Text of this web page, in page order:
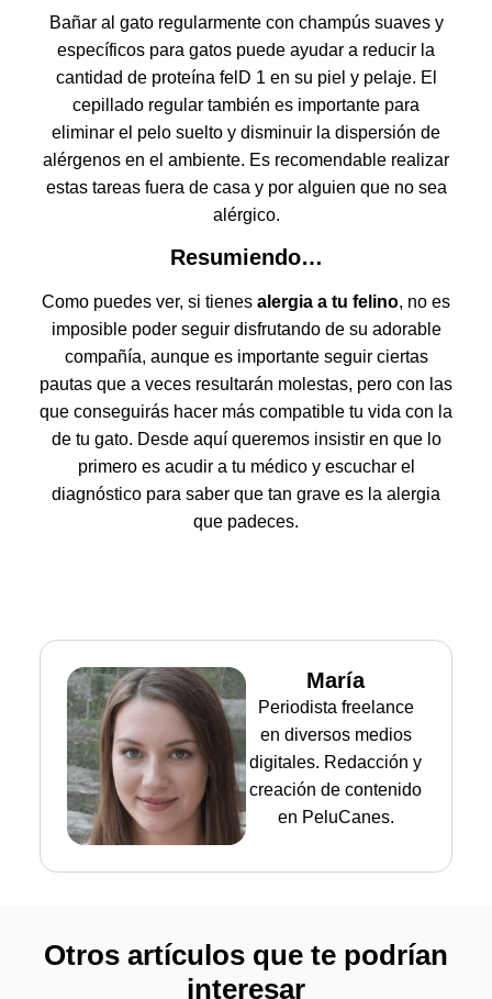
Bañar al gato regularmente con champús suaves y
específicos para gatos puede ayudar a reducir la
cantidad de proteína felD 1 en su piel y pelaje. El
cepillado regular también es importante para
eliminar el pelo suelto y disminuir la dispersión de
alérgenos en el ambiente. Es recomendable realizar
estas tareas fuera de casa y por alguien que no sea
alérgico.
Resumiendo…
Como puedes ver, si tienes alergia a tu felino, no es
imposible poder seguir disfrutando de su adorable
compañía, aunque es importante seguir ciertas
pautas que a veces resultarán molestas, pero con las
que conseguirás hacer más compatible tu vida con la
de tu gato. Desde aquí queremos insistir en que lo
primero es acudir a tu médico y escuchar el
diagnóstico para saber que tan grave es la alergia
que padeces.
María
Periodista freelance
en diversos medios
digitales. Redacción y
creación de contenido
en PeluCanes.
Otros artículos que te podrían
interesar